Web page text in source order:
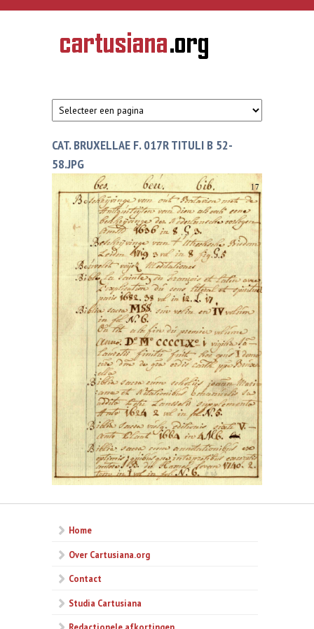
Overslaan en naar de inhoud gaan
CARTUSIANA
Geschiedenis
van de
CAT. BRUXELLAE F. 017R TITULI B 52-
58.JPG
Home
Over Cartusiana.org
Contact
Studia Cartusiana